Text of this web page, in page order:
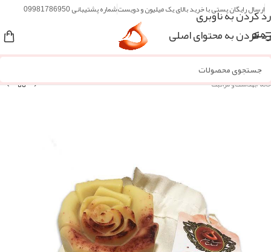
رد کردن به ناوبری
رد کردن به محتوای اصلی
ارسال رایگان پستی با خرید بالای یک میلیون و دویستشماره پشتیبانی 09981786950
منو
خانه/بهداشت و مراقبت